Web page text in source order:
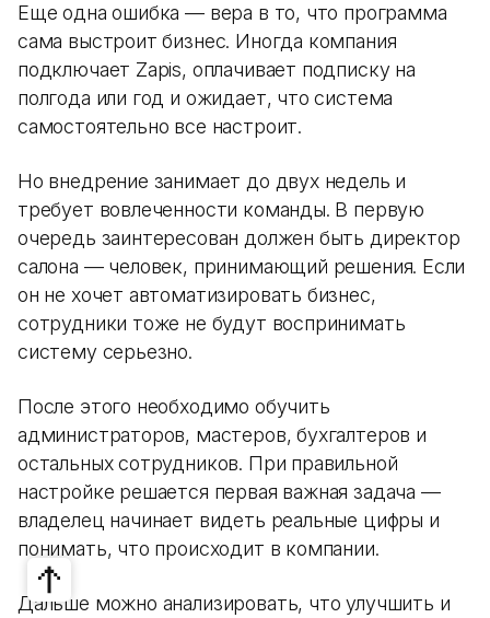
Еще одна ошибка — вера в то, что программа
сама выстроит бизнес. Иногда компания
подключает Zapis, оплачивает подписку на
полгода или год и ожидает, что система
самостоятельно все настроит.
Но внедрение занимает до двух недель и
требует вовлеченности команды. В первую
очередь заинтересован должен быть директор
салона — человек, принимающий решения. Если
он не хочет автоматизировать бизнес,
сотрудники тоже не будут воспринимать
систему серьезно.
После этого необходимо обучить
администраторов, мастеров, бухгалтеров и
остальных сотрудников. При правильной
настройке решается первая важная задача —
владелец начинает видеть реальные цифры и
понимать, что происходит в компании.
Дальше можно анализировать, что улучшить и